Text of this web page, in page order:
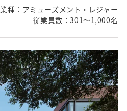
業種： アミューズメント・レジャー
従業員数：301～1,000名